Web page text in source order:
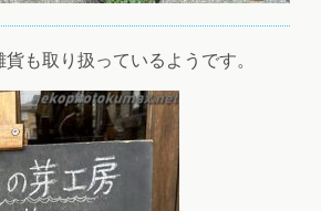
も取り扱っているようです。